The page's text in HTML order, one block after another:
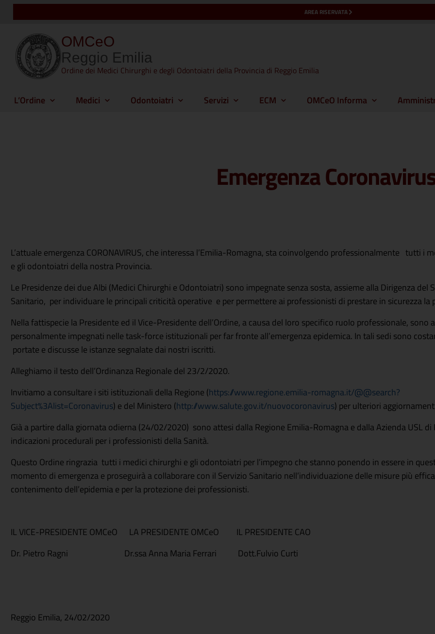
AREA RISERVATA
OMCeO
Reggio Emilia
Ordine dei Medici Chirurghi e degli Odontoiatri della Provincia di Reggio Emilia
L’Ordine Medici Odontoiatri Servizi ECM OMCeO Informa
Emergenza
L’attuale emergenza CORONAVIRUS, che interessa l’Emilia-Romagna, sta coinvolgendo professionalmente tutti i
e gli odontoiatri della nostra Provincia.
Le Presidenze dei due Albi (Medici Chirurghi e Odontoiatri) sono impegnate senza sosta, assieme alla Dirigenza del
Sanitario, per individuare le principali criticità operative e per permettere ai professionisti di prestare in sicurezza la
Nella fattispecie la Presidente ed il Vice-Presidente dell’Ordine, a causa del loro specifico ruolo professionale, sono
personalmente impegnati nelle task-force istituzionali per far fronte all’emergenza epidemica. In tali sedi sono
portate e discusse le istanze segnalate dai nostri iscritti.
Alleghiamo il testo dell’Ordinanza Regionale del 23/2/2020.
Invitiamo a consultare i siti istituzionali della Regione (https://www.regione.emilia-romagna.it/@@search?
Subject%3Alist=Coronavirus) e del Ministero (http://www.salute.gov.it/nuovocoronavirus) per ulteriori
Già a partire dalla giornata odierna (24/02/2020) sono attesi dalla Regione Emilia-Romagna e dalla Azienda USL di
indicazioni procedurali per i professionisti della Sanità.
Questo Ordine ringrazia tutti i medici chirurghi e gli odontoiatri per l’impegno che stanno ponendo in essere in
momento di emergenza e proseguirà a collaborare con il Servizio Sanitario nell’individuazione delle misure più
contenimento dell’epidemia e per la protezione dei professionisti.
IL VICE-PRESIDENTE OMCeO LA PRESIDENTE OMCeO IL PRESIDENTE CAO
Dr. Pietro Ragni Dr.ssa Anna Maria Ferrari Dott.Fulvio Curti
Reggio Emilia, 24/02/2020